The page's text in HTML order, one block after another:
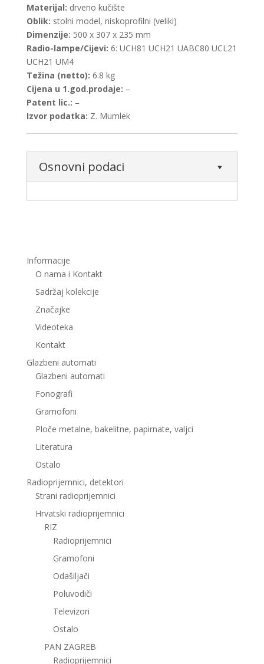
Materijal: drveno kučište
Oblik: stolni model, niskoprofilni (veliki)
Dimenzije: 500 x 307 x 235 mm
Radio-lampe/Cijevi: 6: UCH81 UCH21 UABC80 UCL21
UCH21 UM4
Težina (netto): 6.8 kg
Cijena u 1.god.prodaje: –
Patent lic.: –
Izvor podatka: Z. Mumlek
Osnovni podaci
Informacije
O nama i Kontakt
Sadržaj kolekcije
Značajke
Videoteka
Kontakt
Glazbeni automati
Glazbeni automati
Fonografi
Gramofoni
Ploče metalne, bakelitne, papirnate, valjci
Literatura
Ostalo
Radioprijemnici, detektori
Strani radioprijemnici
Hrvatski radioprijemnici
RIZ
Radioprijemnici
Gramofoni
Odašiljači
Poluvodiči
Televizori
Ostalo
PAN ZAGREB
Radioprijemnici